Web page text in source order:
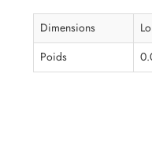
Dimensions
Poids